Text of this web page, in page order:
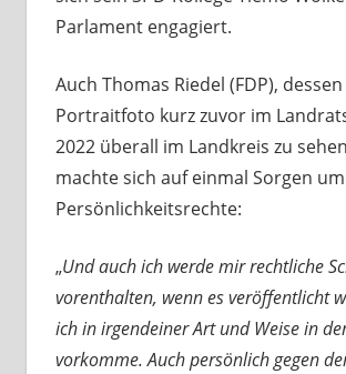
Parlament engagiert.
Auch Thomas Riedel (FDP), dessen
Portraitfoto kurz zuvor im
2022 überall im Landkreis zu
machte sich auf einmal Sorgen
Persönlichkeitsrechte:
„Und auch ich werde mir rechtliche
vorenthalten, wenn es veröffentlicht
ich in irgendeiner Art und Weise in
vorkomme. Auch persönlich gegen